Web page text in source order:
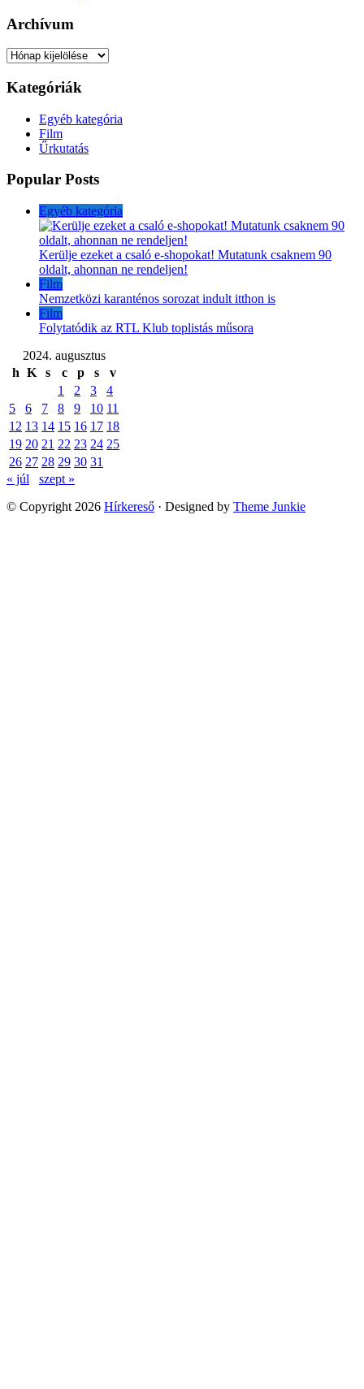
Archívum
Archívum
Kategóriák
Egyéb kategória
Film
Űrkutatás
Popular Posts
Egyéb kategória
Kerülje ezeket a csaló e-shopokat! Mutatunk csaknem 90
oldalt, ahonnan ne rendeljen!
Film
Nemzetközi karanténos sorozat indult itthon is
Film
Folytatódik az RTL Klub toplistás műsora
2024. augusztus
h K s c p s
v
1
2 3
4
5
6 7 8 9 10 11
12 13 14 15 16 17 18
19 20 21 22 23 24 25
26 27 28 29 30 31
« júl
szept »
© Copyright 2026 Hírkereső · Designed by Theme Junkie